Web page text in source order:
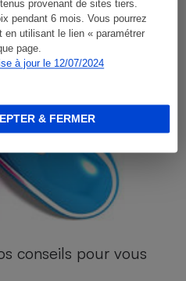
provenant de sites tiers.
pendant 6 mois. Vous pourrez
en utilisant le lien « paramétrer
page.
à jour le 12/07/2024
& FERMER
conseils pour vous